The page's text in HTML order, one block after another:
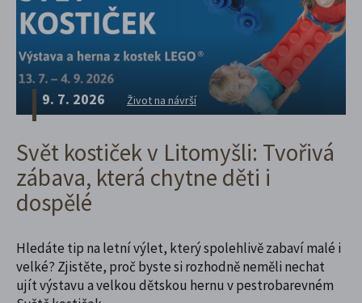
9. 7. 2026 Život na návrší
Svět kostiček v Litomyšli: Tvořivá
zábava, která chytne děti i
dospělé
Hledáte tip na letní výlet, který spolehlivě zabaví malé i
velké? Zjistěte, proč byste si rozhodně neměli nechat
ujít výstavu a velkou dětskou hernu v pestrobarevném